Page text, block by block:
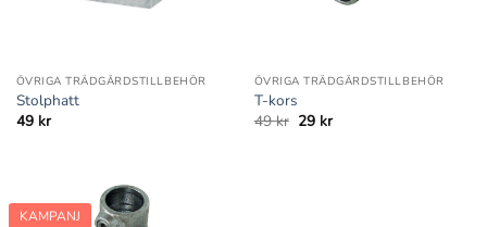
ÖVRIGA TRÄDGÅRDSTILLBEHÖR
Stolphatt
49 kr
ÖVRIGA TRÄDGÅRDSTILLBEHÖR
T-kors
49kr Det
29 krDet
KAMPANJ